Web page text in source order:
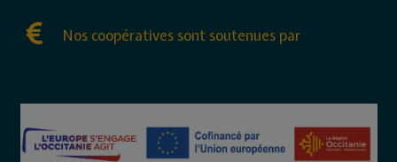
Nos coopératives sont soutenues par